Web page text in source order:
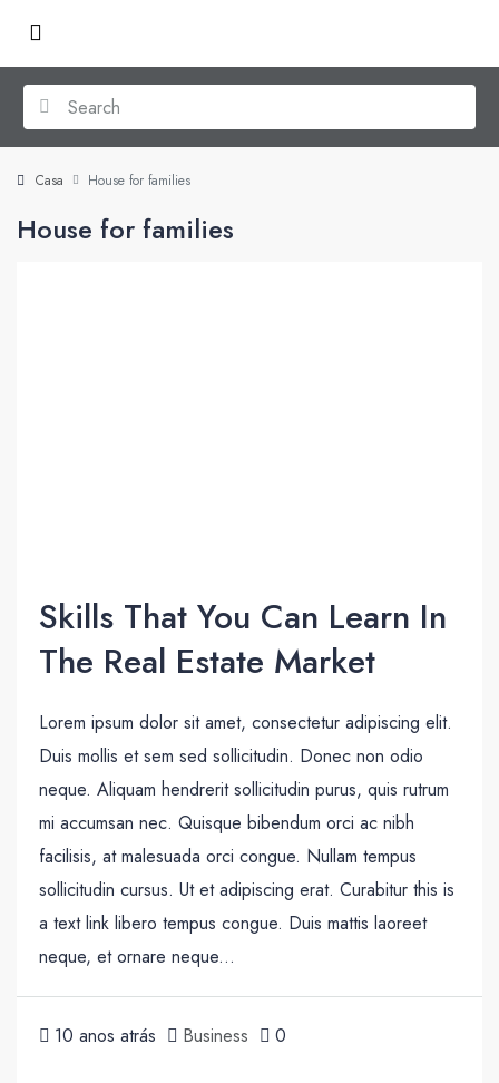
Casa House for families
House for families
Skills That You Can Learn In
The Real Estate Market
Lorem ipsum dolor sit amet, consectetur adipiscing elit.
Duis mollis et sem sed sollicitudin. Donec non odio
neque. Aliquam hendrerit sollicitudin purus, quis rutrum
mi accumsan nec. Quisque bibendum orci ac nibh
facilisis, at malesuada orci congue. Nullam tempus
sollicitudin cursus. Ut et adipiscing erat. Curabitur this is
a text link libero tempus congue. Duis mattis laoreet
neque, et ornare neque...
10 anos atrás Business 0